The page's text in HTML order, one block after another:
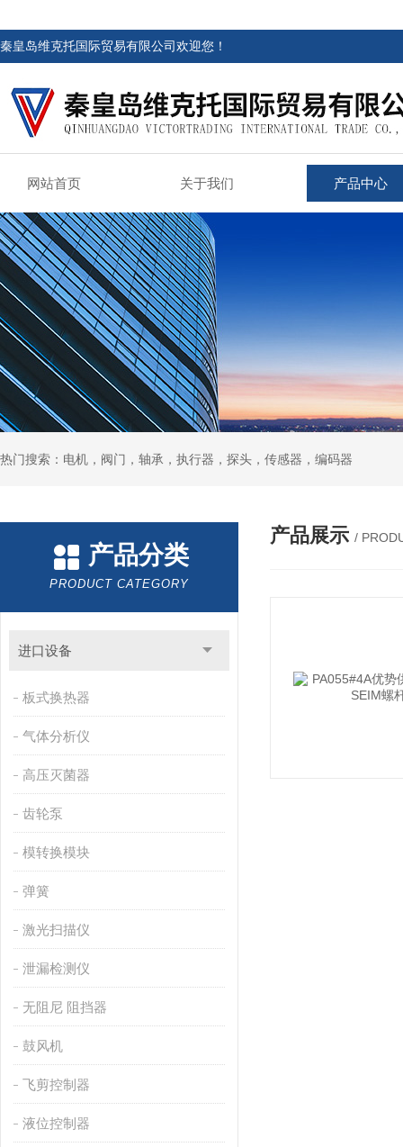
秦皇岛维克托国际贸易有限公司欢迎您！
网站首页 关于我们 产品中心
热门搜索：电机，阀门，轴承，执行器，探头，传感器，编码器
产品分类
PRODUCT CATEGORY
进口设备
板式换热器
气体分析仪
高压灭菌器
齿轮泵
模转换模块
弹簧
激光扫描仪
泄漏检测仪
无阻尼 阻挡器
鼓风机
飞剪控制器
液位控制器
产品展示 /